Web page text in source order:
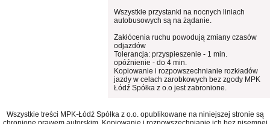
Wszystkie przystanki na nocnych liniach
autobusowych są na żądanie.
Zakłócenia ruchu powodują zmiany czasów
odjazdów
Tolerancja: przyspieszenie - 1 min.
opóźnienie - do 4 min.
Kopiowanie i rozpowszechnianie rozkładów
jazdy w celach zarobkowych bez zgody MPK
Łódź Spółka z o.o jest zabronione.
Wszystkie treści MPK-Łódź Spółka z o.o. opublikowane na niniejszej stronie są